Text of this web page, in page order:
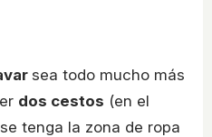
sea todo mucho más
dos cestos (en el
tenga la zona de ropa